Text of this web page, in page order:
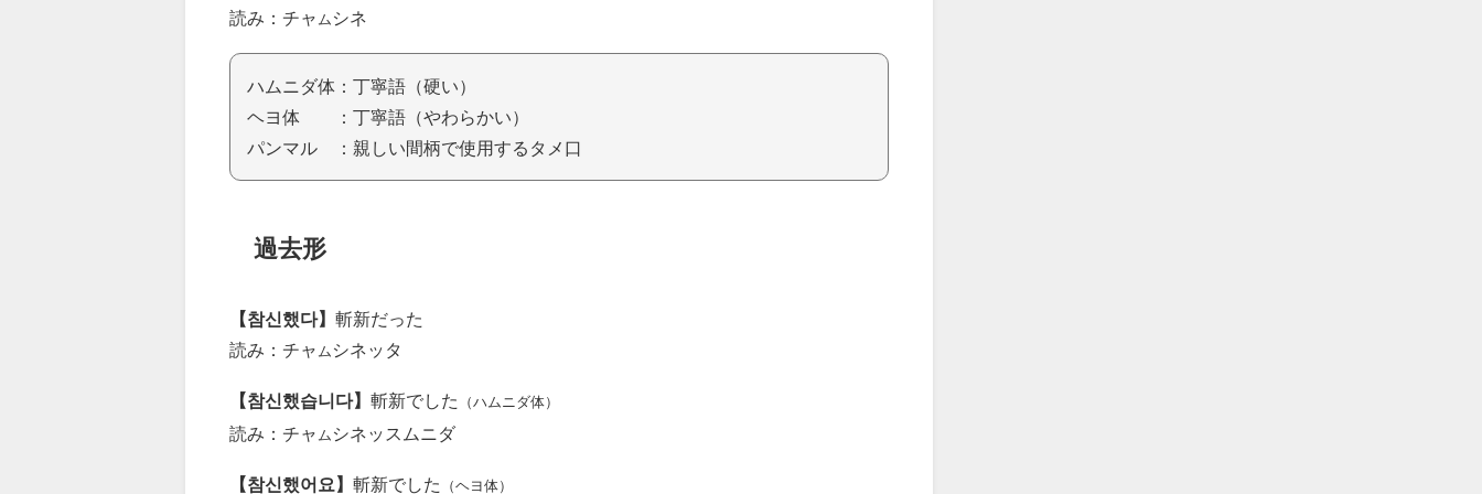
読み：チャ ム シネ
ハムニダ体：丁寧語（硬い）
ヘヨ体 ：丁寧語（やわらかい）
パンマル ：親しい間柄で使用するタメ口
過去形
【참신했다】 斬新だった
読み：チャ ム シネッタ
【참신했습니다】 斬新でした （ハムニダ体）
読み：チャ ム シネッスムニダ
【참신했어요】 斬新でした （ヘヨ体）